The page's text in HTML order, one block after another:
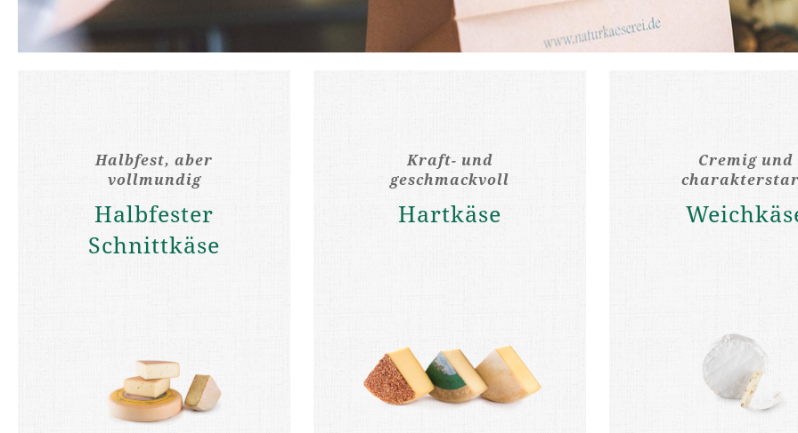
Halbfest, aber
vollmundig
Halbfester
Schnittkäse
Kraft- und
geschmackvoll
Hartkäse
Cremig und